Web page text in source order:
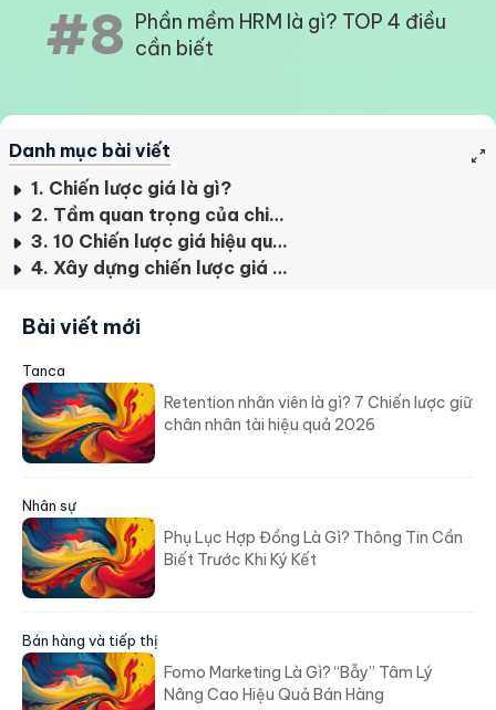
#8 Phần mềm HRM là gì? TOP 4 điều
cần biết
Danh mục bài viết
1. Chiến lược giá là gì?
2. Tầm quan trọng của chiến lược giá trong marketing
3. 10 Chiến lược giá hiệu quả đem doanh thu về cho doanh nghiệp
4. Xây dựng chiến lược giá thế nào để phù hợp với sản phẩm?
Bài viết mới
Tanca
Retention nhân viên là gì? 7 Chiến lược giữ
chân nhân tài hiệu quả 2026
Nhân sự
Phụ Lục Hợp Đồng Là Gì? Thông Tin Cần
Biết Trước Khi Ký Kết
Bán hàng và tiếp thị
Fomo Marketing Là Gì? “Bẫy” Tâm Lý
Nâng Cao Hiệu Quả Bán Hàng